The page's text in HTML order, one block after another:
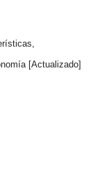
[Actualizado]